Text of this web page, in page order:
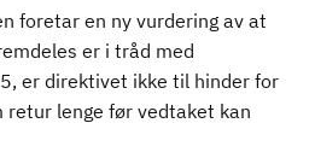
foretar en ny vurdering av at
er i tråd med
er direktivet ikke til hinder for
lenge før vedtaket kan